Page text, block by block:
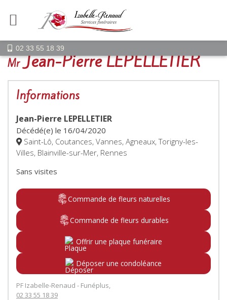
02 33 55 18 39
MrJean-Pierre LEPELLETIER
Informations
Jean-Pierre LEPELLETIER
Décédé(e) le 16/04/2020
Saint-Lô, Coutances, Vannes, Agneaux, Torigny-les-
Villes, Blainville-sur-Mer, Rennes
Sans visites
Commande de fleurs naturelles
Commande de fleurs durables
Offrir une plaque funéraire
Déposer une condoléance
PF Izabelle-Renaud - Funéplus,
02 33 55 18 39